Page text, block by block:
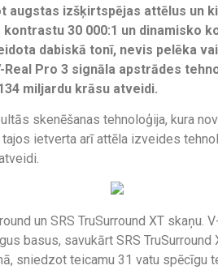
augstas izšķirtspējas attēlus un
30 000:1 un dinamisko
dabiskā tonī, nevis pelēka
Pro 3 signāla apstrādes
miljardu krāsu atveidi.
skenēšanas tehnoloģija, kura
ietverta arī attēla izveides
un SRS TruSurround XT skaņu.
basus, savukārt SRS TruSurround
sniedzot teicamu 31 vatu spēcīgu